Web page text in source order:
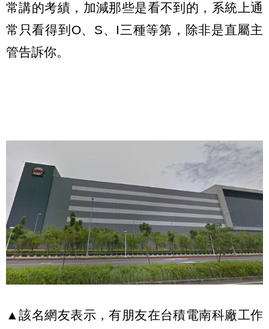
常講的考績，加減那些是看不到的，系統上通
常只看得到O、S、I三種等第，除非是直屬主
管告訴你。
▲該名網友表示，有朋友在台積電南科廠工作